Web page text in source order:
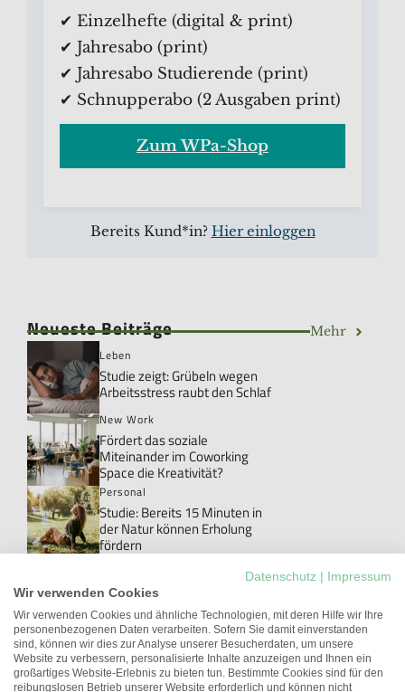
✔ Einzelhefte (digital & print)
✔ Jahresabo (print)
✔ Jahresabo Studierende (print)
✔ Schnupperabo (2 Ausgaben print)
Zum WPa-Shop
Bereits Kund*in? Hier einloggen
Neueste Beiträge Mehr
Leben
Studie zeigt: Grübeln wegen
Arbeitsstress raubt den Schlaf
New Work
Fördert das soziale
Miteinander im Coworking
Space die Kreativität?
Personal
Studie: Bereits 15 Minuten in
der Natur können Erholung
fördern
Danke!: Das Wort, das im Job
meistens ungesagt bleibt
New Work
Studie: Workations können die
Arbeitgeberattraktivität
Datenschutz
Impressum
Wir verwenden Cookies
Wir verwenden Cookies und ähnliche Technologien, mit deren Hilfe wir Ihre
personenbezogenen Daten verarbeiten. Sofern Sie damit einverstanden
sind, können wir dies zur Analyse unserer Besucherdaten, um unsere
Website zu verbessern, personalisierte Inhalte anzuzeigen und Ihnen ein
großartiges Website-Erlebnis zu bieten tun. Bestimmte Cookies sind für den
reibungslosen Betrieb unserer Website erforderlich und können nicht